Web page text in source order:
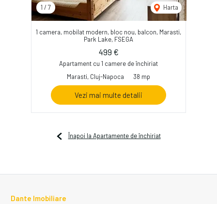
1 / 7 Harta
1 camera, mobilat modern, bloc nou, balcon, Marasti,
Park Lake, FSEGA
499 €
Apartament cu 1 camere de închiriat
Marasti, Cluj-Napoca
38 mp
Vezi mai multe detalii
Înapoi la Apartamente de închiriat
Dante Imobiliare